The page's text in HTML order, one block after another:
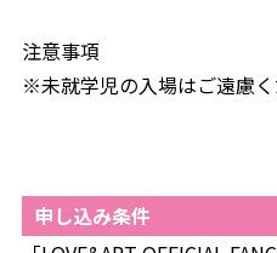
注意事項
※未就学児の入場はご遠慮く
申し込み条件